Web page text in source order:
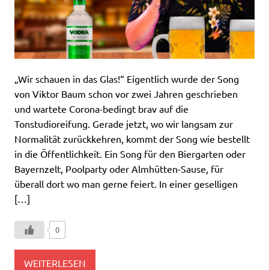
„Wir schauen in das Glas!“ Eigentlich wurde der Song
von Viktor Baum schon vor zwei Jahren geschrieben
und wartete Corona-bedingt brav auf die
Tonstudioreifung. Gerade jetzt, wo wir langsam zur
Normalität zurückkehren, kommt der Song wie bestellt
in die Öffentlichkeit. Ein Song für den Biergarten oder
Bayernzelt, Poolparty oder Almhütten-Sause, für
überall dort wo man gerne feiert. In einer geselligen
[…]
0
WEITERLESEN